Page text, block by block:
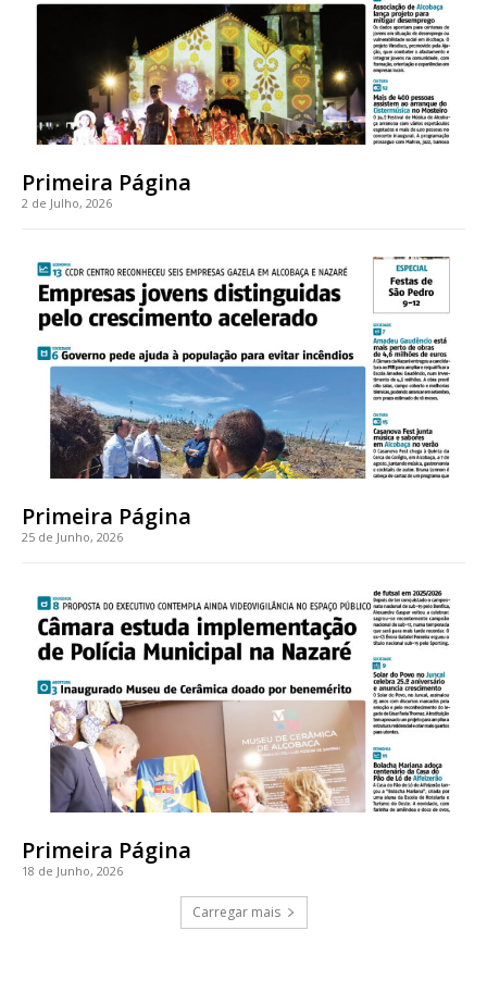
Primeira Página
2 de Julho, 2026
Primeira Página
25 de Junho, 2026
Primeira Página
18 de Junho, 2026
Carregar mais